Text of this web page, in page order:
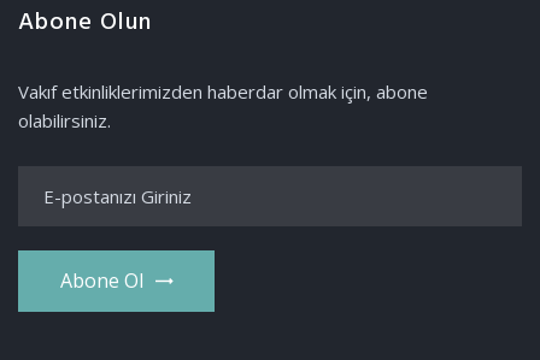
Abone Olun
Vakıf etkinliklerimizden haberdar olmak için, abone
olabilirsiniz.
Abone Ol